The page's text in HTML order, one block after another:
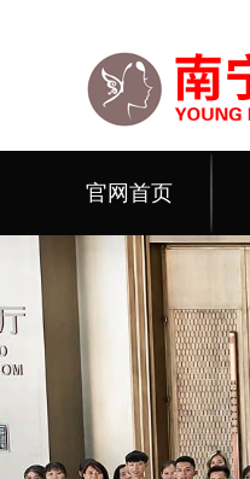
官网首页